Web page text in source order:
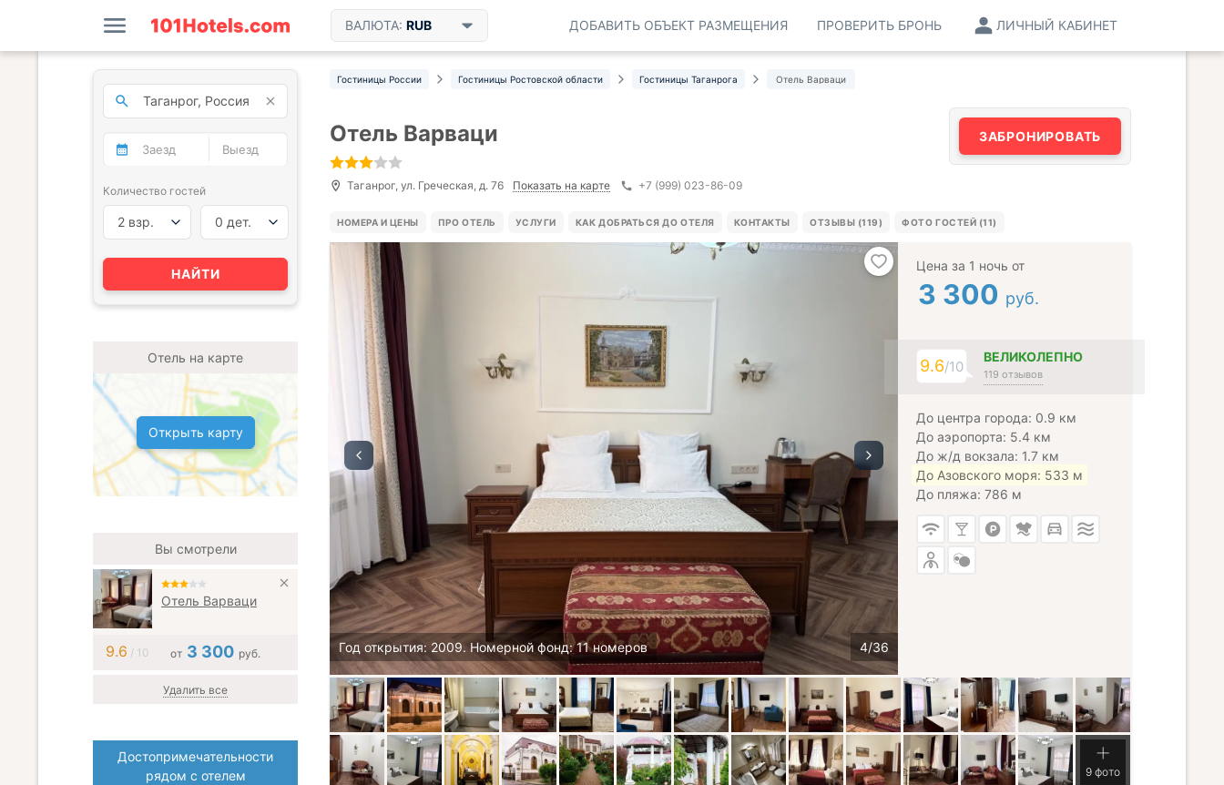
ВАЛЮТА: RUB ЛИЧНЫЙ КАБИНЕТ
ПРОВЕРИТЬ БРОНЬ
ДОБАВИТЬ ОБЪЕКТ РАЗМЕЩЕНИЯ
Гостиницы России Гостиницы Ростовской области Гостиницы Таганрога Отель Варваци
Отель Варваци
Таганрог, ул. Греческая, д. 76 Показать на карте +7 (999) 023-86-09
ЗАБРОНИРОВАТЬ
НОМЕРА И ЦЕНЫ ПРО ОТЕЛЬ УСЛУГИ КАК ДОБРАТЬСЯ ДО ОТЕЛЯ КОНТАКТЫ ОТЗЫВЫ (119) ФОТО ГОСТЕЙ (11)
Год открытия: 2009. Номерной фонд: 11 номеров
Цена за 1 ночь от
3 300 руб.
9.6/10
ВЕЛИКОЛЕПНО
119 отзывов
До центра города: 0.9 км
До аэропорта: 5.4 км
До ж/д вокзала: 1.7 км
До Азовского моря: 533 м
До пляжа: 786 м
9 фото
Количество гостей
2 взр. 0 дет.
НАЙТИ
Отель на карте
Открыть карту
Вы смотрели
Отель Варваци
9.6 / 10 от 3 300 руб.
Удалить все
Достопримечательности
рядом с отелем